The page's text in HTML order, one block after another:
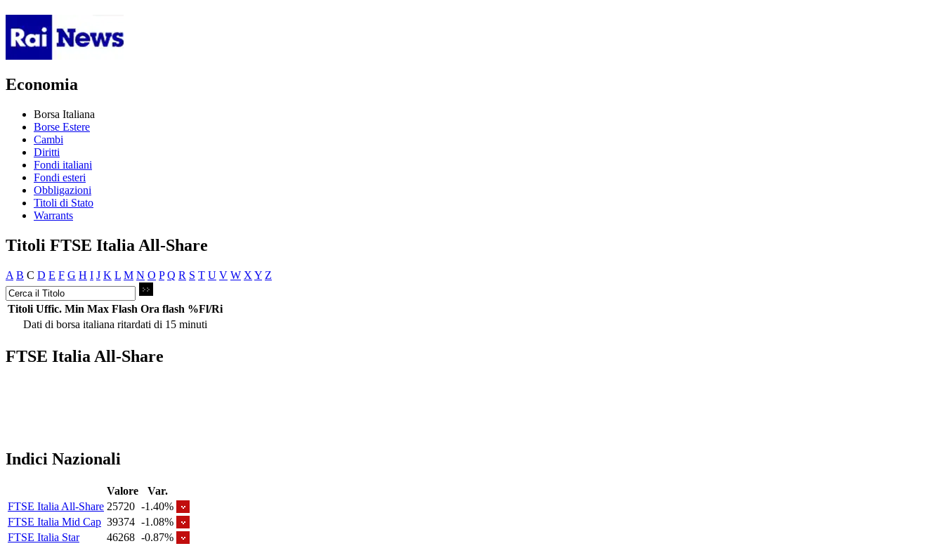
Economia
Borsa Italiana
Borse Estere
Cambi
Diritti
Fondi italiani
Fondi esteri
Obbligazioni
Titoli di Stato
Warrants
Titoli FTSE Italia All-Share
A B C D E F G H I J K L M N O P Q R S T U V W X Y Z
Titoli Uffic. Min Max Flash Ora flash %Fl/Ri
Dati di borsa italiana ritardati di 15 minuti
FTSE Italia All-Share
Indici Nazionali
Valore
Var.
FTSE Italia All-Share 25720 -1.40%
FTSE Italia Mid Cap 39374 -1.08%
FTSE Italia Star
46268 -0.87%